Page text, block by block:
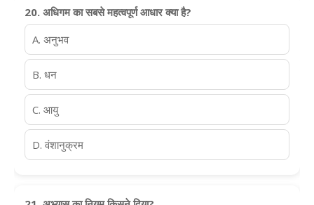
20. अधिगम का सबसे महत्वपूर्ण आधार क्या है?
A. अनुभव
B. धन
C. आयु
D. वंशानुक्रम